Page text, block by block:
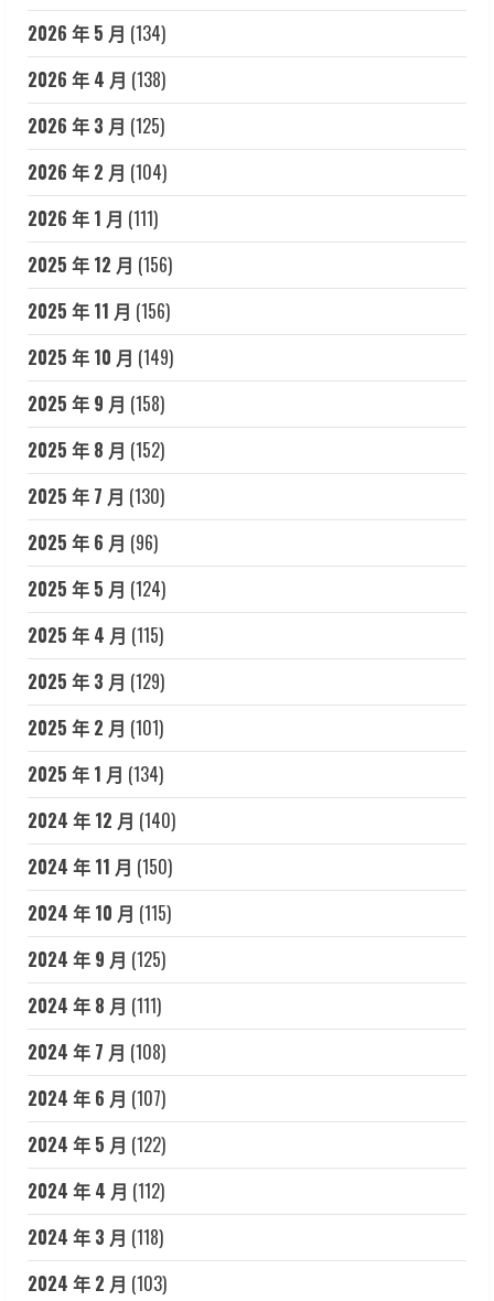
2026 年 5 月 (134)
2026 年 4 月 (138)
2026 年 3 月 (125)
2026 年 2 月 (104)
2026 年 1 月 (111)
2025 年 12 月 (156)
2025 年 11 月 (156)
2025 年 10 月 (149)
2025 年 9 月 (158)
2025 年 8 月 (152)
2025 年 7 月 (130)
2025 年 6 月 (96)
2025 年 5 月 (124)
2025 年 4 月 (115)
2025 年 3 月 (129)
2025 年 2 月 (101)
2025 年 1 月 (134)
2024 年 12 月 (140)
2024 年 11 月 (150)
2024 年 10 月 (115)
2024 年 9 月 (125)
2024 年 8 月 (111)
2024 年 7 月 (108)
2024 年 6 月 (107)
2024 年 5 月 (122)
2024 年 4 月 (112)
2024 年 3 月 (118)
2024 年 2 月 (103)